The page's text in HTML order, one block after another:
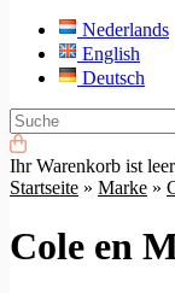
Nederlands
English
Deutsch
Ihr Warenkorb ist
Startseite » Marke »
Cole en